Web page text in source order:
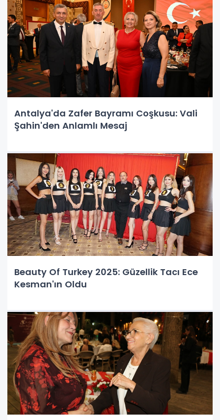
Antalya'da Zafer Bayramı Coşkusu: Vali
Şahin'den Anlamlı Mesaj
Beauty Of Turkey 2025: Güzellik Tacı Ece
Kesman'ın Oldu